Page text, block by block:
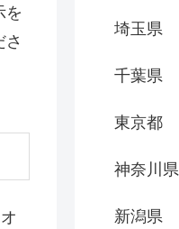
を
埼玉県
千葉県
東京都
神奈川県
新潟県